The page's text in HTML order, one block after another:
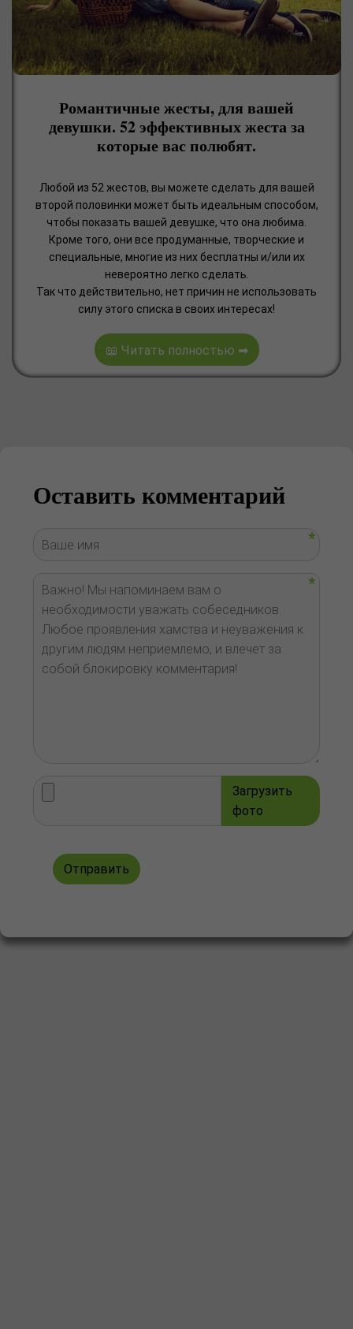
Романтичные жесты, для вашей
девушки. 52 эффективных жеста за
которые вас полюбят.
Любой из 52 жестов, вы можете сделать для вашей
второй половинки может быть идеальным способом,
чтобы показать вашей девушке, что она любима.
Кроме того, они все продуманные, творческие и
специальные, многие из них бесплатны и/или их
невероятно легко сделать.
Так что действительно, нет причин не использовать
силу этого списка в своих интересах!
📖 Читать полностью ➡
Оставить комментарий
Загрузить
фото
Отправить